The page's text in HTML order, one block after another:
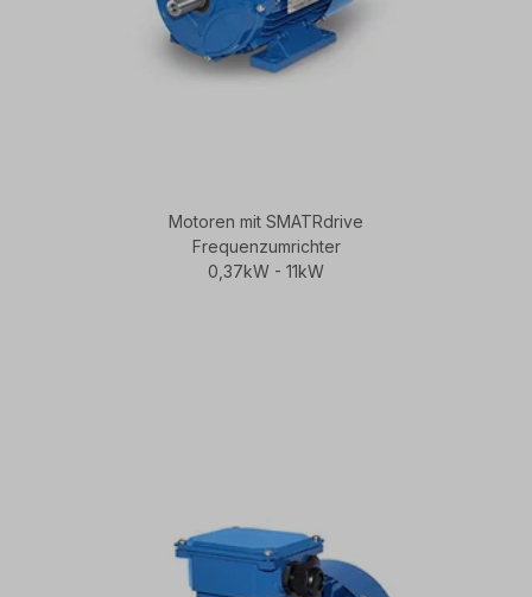
Motoren mit SMATRdrive
Frequenzumrichter
0,37kW - 11kW